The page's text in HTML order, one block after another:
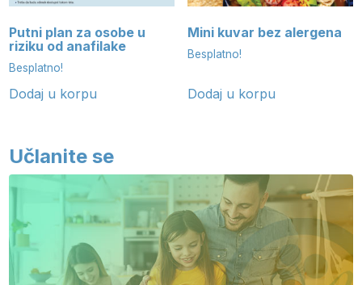
Putni plan za osobe u
riziku od anafilake
Besplatno!
Dodaj u korpu
Mini kuvar bez alergena
Besplatno!
Dodaj u korpu
Učlanite se